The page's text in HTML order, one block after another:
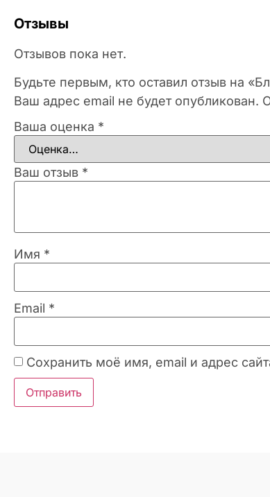
Отзывы
Отзывов пока нет.
Будьте первым, кто оставил отзыв на
Ваш адрес email не будет опубликован.
Ваша оценка *
Ваш отзыв *
Имя *
Email *
Сохранить моё имя, email и адрес